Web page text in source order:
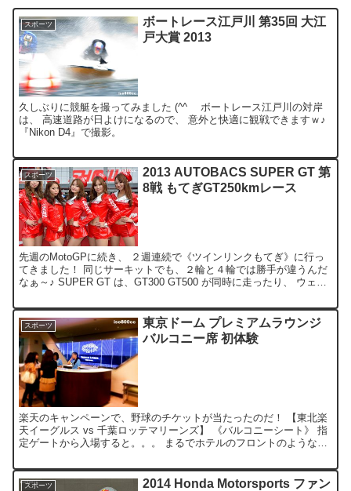
スポーツ
ボートレース江戸川 第35回 大江
戸大賞 2013
久しぶりに競艇を撮ってみました (^^ゞ ボートレース江戸川の対岸
は、 高速道路が日よけになるので、 意外と快適に観戦できますｗ♪
『Nikon D4』で撮影。
スポーツ
2013 AUTOBACS SUPER GT 第
8戦 もてぎGT250kmレース
先週のMotoGPに続き、 ２週連続で《ツインリンクもてぎ》に行っ
てきました！ 同じサーキットでも、２輪と４輪では勝手が違うんだ
なぁ～♪ SUPER GT は、GT300 GT500 が同時に走ったり、 ウェイ
スポーツ
東京ドーム プレミアムラウンジ
バルコニー席 初体験
楽天のキャンペーンで、野球のチケットが当たったのだ！ 【東北楽
天イーグルス vs 千葉ロッテマリーンズ】 《バルコニーシート》 指
定ゲートから入場すると。。。 まるでホテルのフロントのような雰
スポーツ
2014 Honda Motorsports ファン